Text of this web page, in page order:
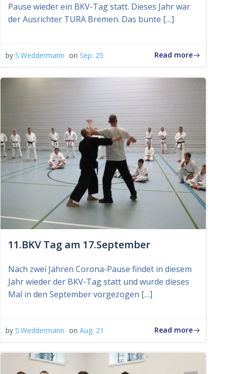
Pause wieder ein BKV-Tag statt. Dieses Jahr war
der Ausrichter TURA Bremen. Das bunte […]
by S.Weddermann on Sep. 25 Read more
11.BKV Tag am 17.September
Nach zwei Jahren Corona-Pause findet in diesem
Jahr wieder der BKV-Tag statt und wurde dieses
Mal in den September vorgezogen […]
by S.Weddermann on Aug. 21 Read more